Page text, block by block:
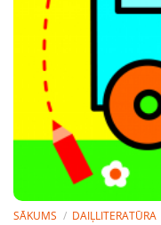
SĀKUMS / DAIĻLITERATŪRA